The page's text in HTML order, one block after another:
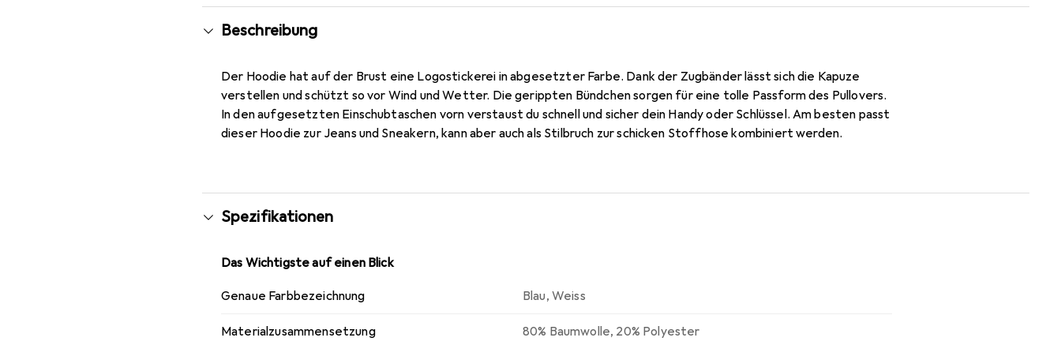
Beschreibung
Der Hoodie hat auf der Brust eine Logostickerei in abgesetzter Farbe. Dank der Zugbänder lässt sich die Kapuze
verstellen und schützt so vor Wind und Wetter. Die gerippten Bündchen sorgen für eine tolle Passform des Pullovers.
In den aufgesetzten Einschubtaschen vorn verstaust du schnell und sicher dein Handy oder Schlüssel. Am besten passt
dieser Hoodie zur Jeans und Sneakern, kann aber auch als Stilbruch zur schicken Stoffhose kombiniert werden.
Spezifikationen
Das Wichtigste auf einen Blick
Genaue Farbbezeichnung Blau, Weiss
Materialzusammensetzung 80% Baumwolle, 20% Polyester